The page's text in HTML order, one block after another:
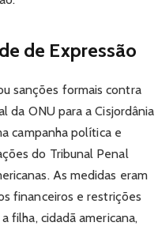
de Expressão
sanções formais contra
da ONU para a Cisjordânia
campanha política e
do Tribunal Penal
As medidas eram
financeiros e restrições
filha, cidadã americana,